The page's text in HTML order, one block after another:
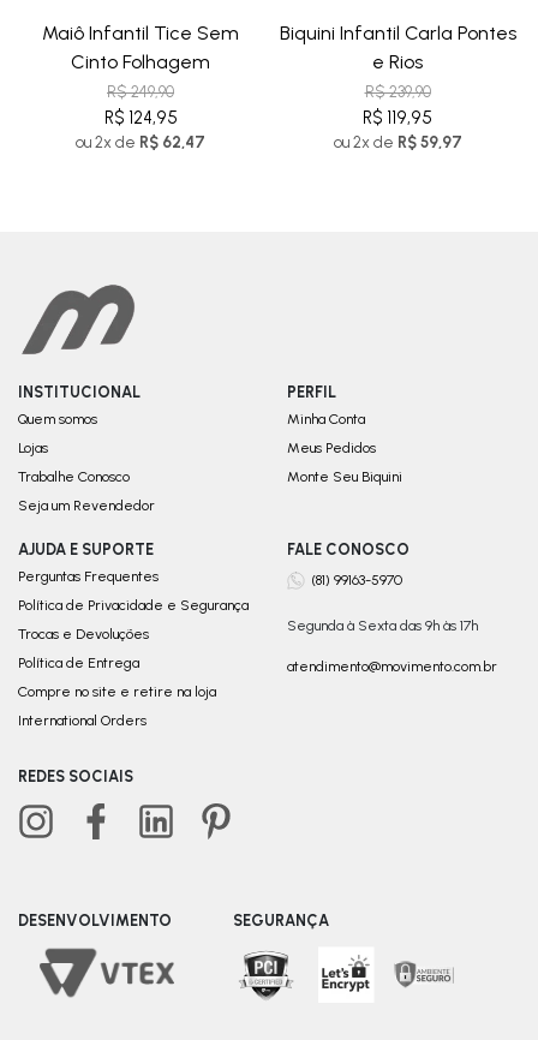
Maiô Infantil Tice Sem
Cinto Folhagem
R$ 249,90
R$ 124,95
ou 2x de R$ 62,47
Biquini Infantil Carla Pontes
e Rios
R$ 239,90
R$ 119,95
ou 2x de R$ 59,97
INSTITUCIONAL
Quem somos
Lojas
Trabalhe Conosco
Seja um Revendedor
PERFIL
Minha Conta
Meus Pedidos
Monte Seu Biquini
AJUDA E SUPORTE
Perguntas Frequentes
Política de Privacidade e Segurança
Trocas e Devoluções
Política de Entrega
Compre no site e retire na loja
International Orders
FALE CONOSCO
(81) 99163-5970
Segunda à Sexta das 9h às 17h
atendimento@movimento.com.br
REDES SOCIAIS
DESENVOLVIMENTO SEGURANÇA